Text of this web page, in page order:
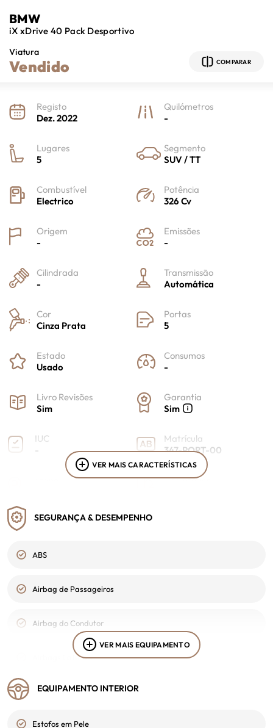
BMW
iX xDrive 40 Pack Desportivo
Viatura
Vendido COMPARAR
Registo
Dez. 2022
Quilómetros
-
Lugares
5
Segmento
SUV / TT
Combustível
Electrico
Potência
326 Cv
Origem
-
Emissões
-
Cilindrada
-
Transmissão
Automática
Cor
Cinza Prata
Portas
5
Estado
Usado
Consumos
-
Livro Revisões
Sim
Garantia
Sim
IUC
-
Matrícula
347-PORT-00
Cor Interior
Portagem
VER MAIS CARACTERÍSTICAS
SEGURANÇA & DESEMPENHO
ABS
Airbag de Passageiros
Airbag do Condutor
Airbags Laterais
Ajuda ao parqueamento
Alarme
VER MAIS EQUIPAMENTO
EQUIPAMENTO INTERIOR
Estofos em Pele